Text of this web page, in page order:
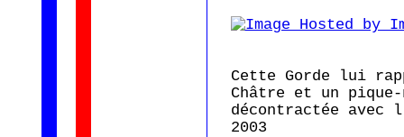
Cette Gorde lui
Châtre et un pique-
décontractée avec
2003